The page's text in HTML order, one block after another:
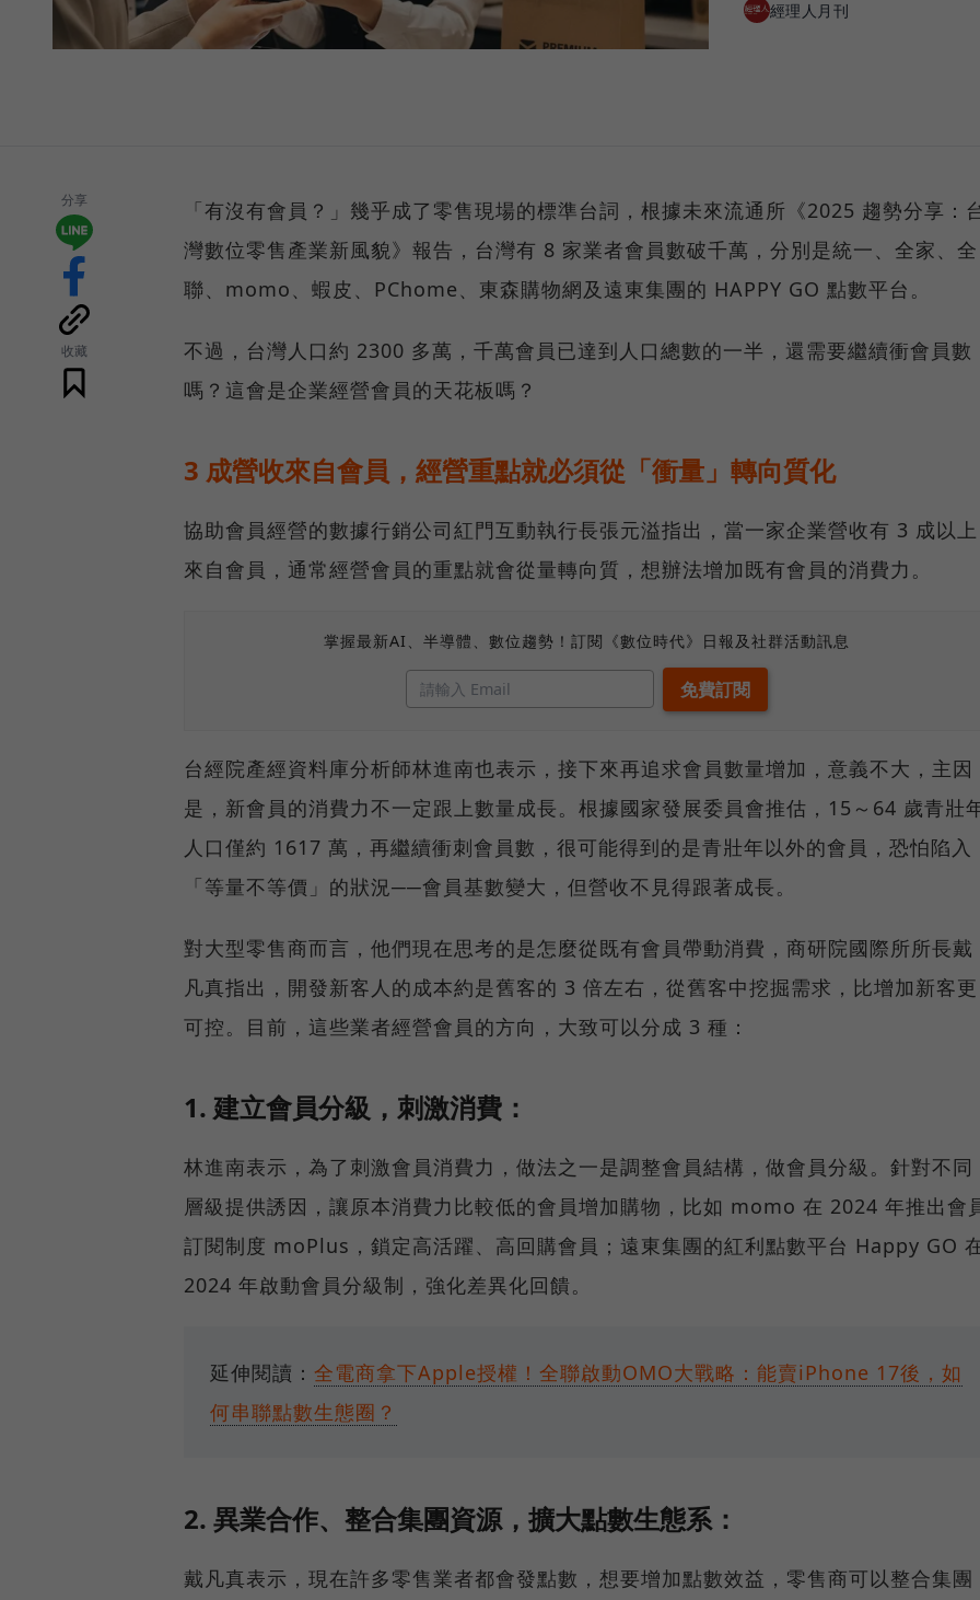
經理人月刊
分享
收藏
「有沒有會員？」幾乎成了零售現場的標準台詞，根據未來流通所《2025 趨勢分享：
灣數位零售產業新風貌》報告，台灣有 8 家業者會員數破千萬，分別是統一、全家、全
聯、momo、蝦皮、PChome、東森購物網及遠東集團的 HAPPY GO 點數平台。
不過，台灣人口約 2300 多萬，千萬會員已達到人口總數的一半，還需要繼續衝會員數
嗎？這會是企業經營會員的天花板嗎？
3 成營收來自會員，經營重點就必須從「衝量」轉向質化
協助會員經營的數據行銷公司紅門互動執行長張元溢指出，當一家企業營收有 3 成以上
來自會員，通常經營會員的重點就會從量轉向質，想辦法增加既有會員的消費力。
掌握最新AI、半導體、數位趨勢！訂閱《數位時代》日報及社群活動訊息
台經院產經資料庫分析師林進南也表示，接下來再追求會員數量增加，意義不大，主因
是，新會員的消費力不一定跟上數量成長。根據國家發展委員會推估，15～64 歲青壯
人口僅約 1617 萬，再繼續衝刺會員數，很可能得到的是青壯年以外的會員，恐怕陷入
「等量不等價」的狀況──會員基數變大，但營收不見得跟著成長。
對大型零售商而言，他們現在思考的是怎麼從既有會員帶動消費，商研院國際所所長戴
凡真指出，開發新客人的成本約是舊客的 3 倍左右，從舊客中挖掘需求，比增加新客更
可控。目前，這些業者經營會員的方向，大致可以分成 3 種：
1. 建立會員分級，刺激消費：
林進南表示，為了刺激會員消費力，做法之一是調整會員結構，做會員分級。針對不同
層級提供誘因，讓原本消費力比較低的會員增加購物，比如 momo 在 2024 年推出會
訂閱制度 moPlus，鎖定高活躍、高回購會員；遠東集團的紅利點數平台 Happy GO
2024 年啟動會員分級制，強化差異化回饋。
延伸閱讀： 全電商拿下Apple授權！全聯啟動OMO大戰略：能賣iPhone 17後，如
何串聯點數生態圈？
2. 異業合作、整合集團資源，擴大點數生態系：
戴凡真表示，現在許多零售業者都會發點數，想要增加點數效益，零售商可以整合集團